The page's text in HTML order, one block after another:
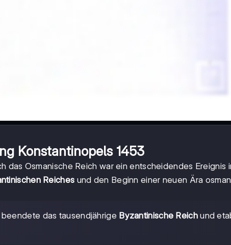
Konstantinopels 1453
das Osmanische Reich war ein entscheidendes Ereignis
Reiches und den Beginn einer neuen Ära
das tausendjährige Byzantinische Reichund